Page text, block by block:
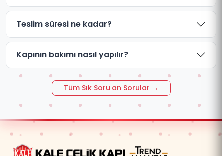
Teslim süresi ne kadar?
Kapının bakımı nasıl yapılır?
Tüm Sık Sorulan Sorular →